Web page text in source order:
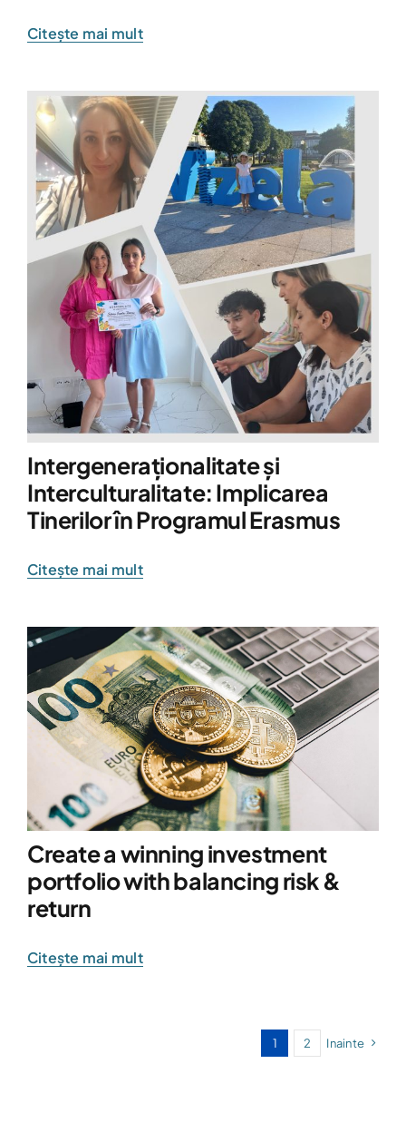
Citește mai mult
Intergeneraționalitate și
Interculturalitate: Implicarea
Tinerilor în Programul Erasmus
Citește mai mult
Create a winning investment
portfolio with balancing risk &
return
Citește mai mult
1 2 Inainte